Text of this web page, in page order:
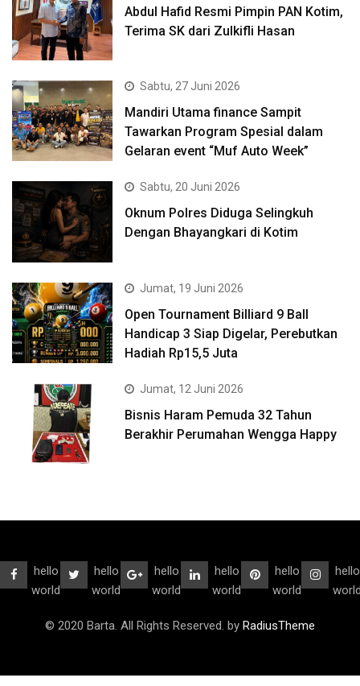
Abdul Hafid Resmi Pimpin PAN Kotim,
Terima SK dari Zulkifli Hasan
Sabtu, 27 Juni 2026
Mandiri Utama finance Sampit
Tawarkan Program Spesial dalam
Gelaran event “Muf Auto Week”
Sabtu, 20 Juni 2026
Oknum Polres Diduga Selingkuh
Dengan Bhayangkari di Kotim
Jumat, 19 Juni 2026
Open Tournament Billiard 9 Ball
Handicap 3 Siap Digelar, Perebutkan
Hadiah Rp15,5 Juta
Jumat, 12 Juni 2026
Bisnis Haram Pemuda 32 Tahun
Berakhir Perumahan Wengga Happy
hello
world
hello
world
hello
world
hello
world
hello
world
hello
© 2020 Barta. All Rights Reserved. by RadiusTheme